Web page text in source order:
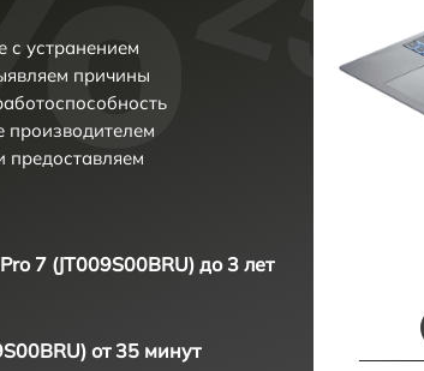
с устранением
причины
производителем
предоставляем
7 (JT009S00BRU) до 3 лет
от 35 минут